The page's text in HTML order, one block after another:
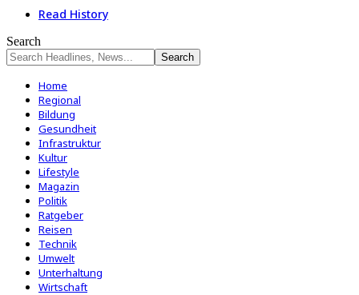
Read History
Search
Home
Regional
Bildung
Gesundheit
Infrastruktur
Kultur
Lifestyle
Magazin
Politik
Ratgeber
Reisen
Technik
Umwelt
Unterhaltung
Wirtschaft